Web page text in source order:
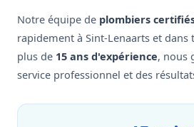
Notre équipe de plombiers
rapidement à Sint-Lenaarts et dans
plus de 15 ans d'expérience, nous
service professionnel et des